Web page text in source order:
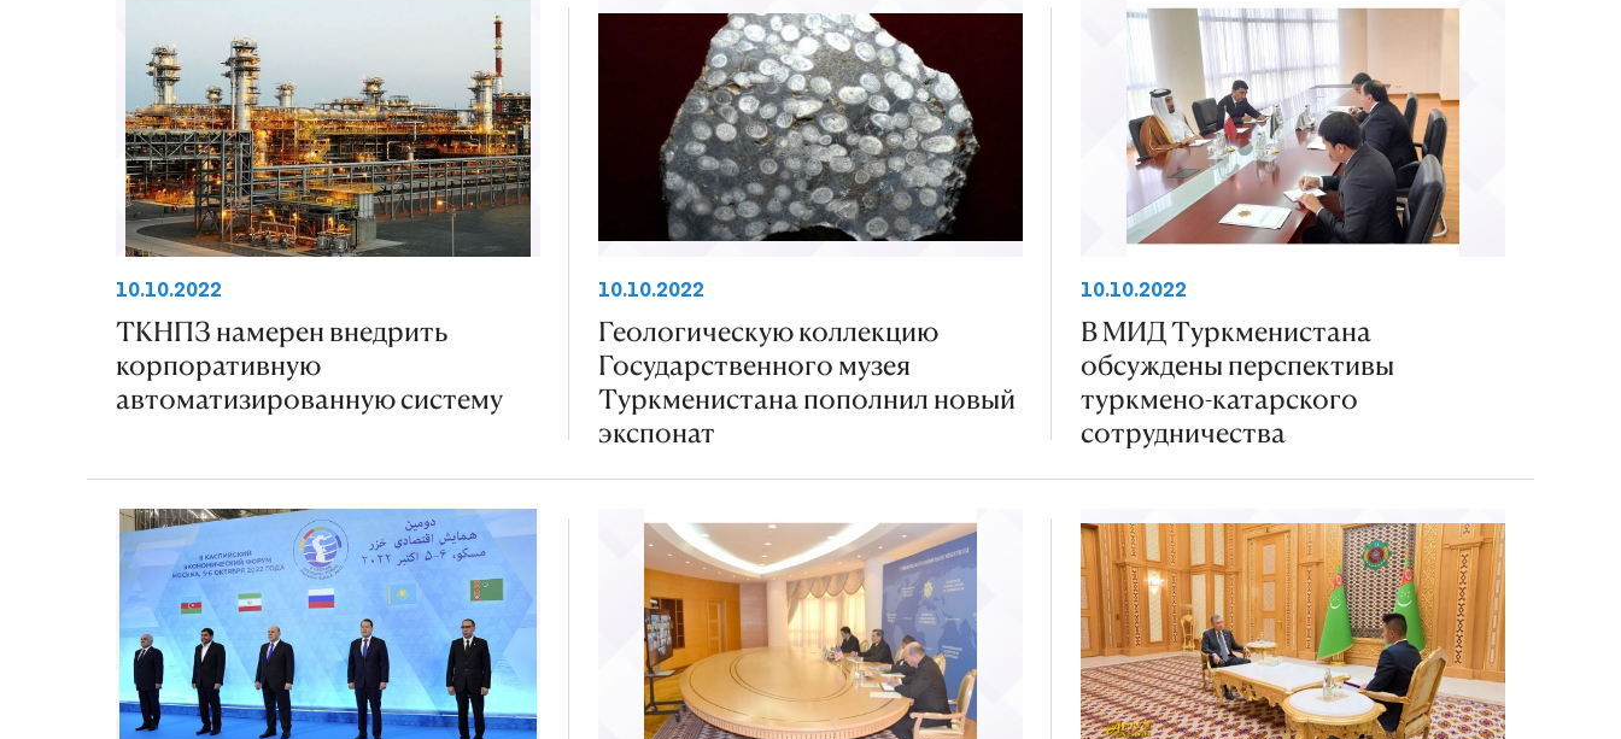
10.10.2022
ТКНПЗ намерен внедрить
корпоративную
автоматизированную систему
10.10.2022
Геологическую коллекцию
Государственного музея
Туркменистана пополнил новый
экспонат
10.10.2022
В МИД Туркменистана
обсуждены перспективы
туркмено-катарского
сотрудничества